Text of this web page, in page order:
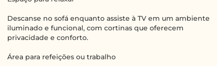
Descanse no sofá enquanto assiste à TV em um ambiente
iluminado e funcional, com cortinas que oferecem
privacidade e conforto.
Área para refeições ou trabalho